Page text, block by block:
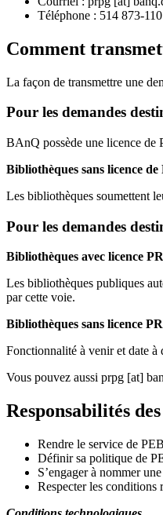
Téléphone : 514 873-
Comment
La façon de transmettre une
Pour les demandes
BAnQ possède une licence de
Bibliothèques sans licence
Les bibliothèques soumettent
Pour les demandes
Bibliothèques avec licence
Les bibliothèques publiques
par cette voie.
Bibliothèques sans licence
Fonctionnalité à venir et date à
Vous pouvez aussi prpg [at]
Responsabilités
Rendre le service de
Définir sa politique de
S’engager à nommer
Respecter les conditions